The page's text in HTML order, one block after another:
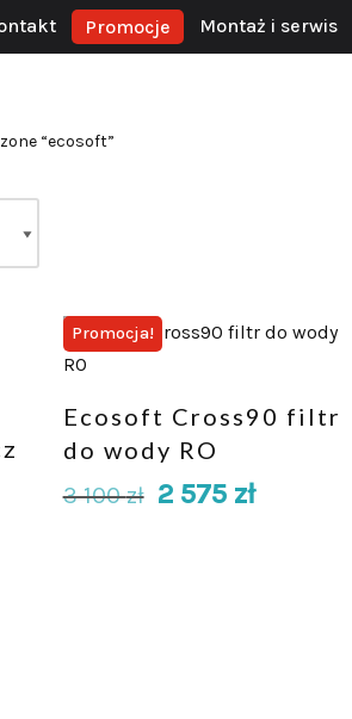
Promocje Montaż i serwis
“ecosoft”
Promocja!
Ecosoft Cross90 filtr
do wody RO
3 100zł 2 575 zł